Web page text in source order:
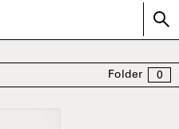
Folder 0